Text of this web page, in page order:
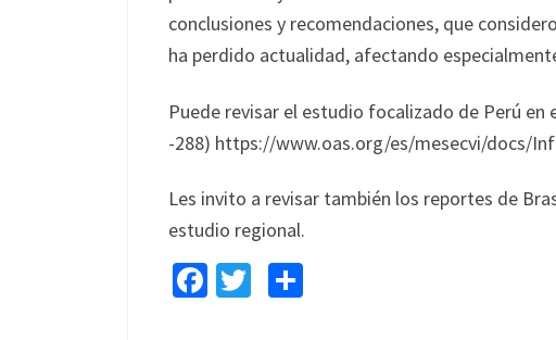
conclusiones y recomendaciones, que
ha perdido actualidad, afectando
Puede revisar el estudio focalizado de Perú en
-288) https://www.oas.org/es/mesecvi/docs/
Les invito a revisar también los reportes de
estudio regional.
Fa T
C